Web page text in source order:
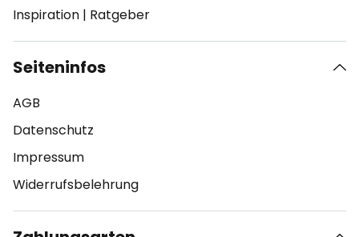
Inspiration | Ratgeber
Seiteninfos
AGB
Datenschutz
Impressum
Widerrufsbelehrung